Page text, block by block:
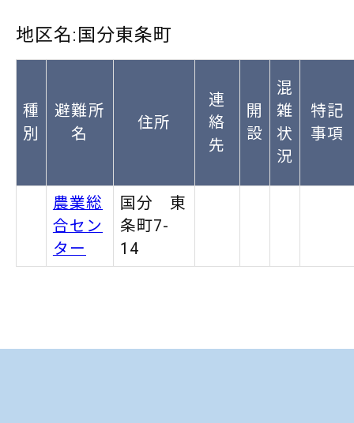
地区名:国分東条町
種
別
避難所
名
住所
連
絡
先
開
設
混
雑
状
況
特記
事項
農業総
合セン
ター
国分 東
条町7-
14